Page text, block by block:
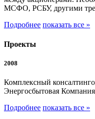
МСФО, РСБУ, другими
Подробнее показать все »
Проекты
2008
Комплексный
Энергосбытовая
Подробнее показать все »